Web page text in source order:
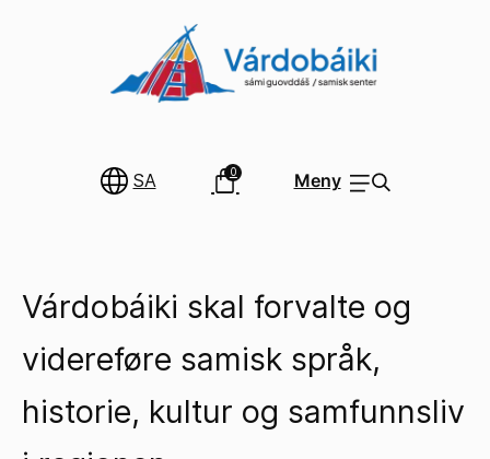
SA 0 Meny
Várdobáiki skal forvalte og
videreføre samisk språk,
historie, kultur og samfunnsliv